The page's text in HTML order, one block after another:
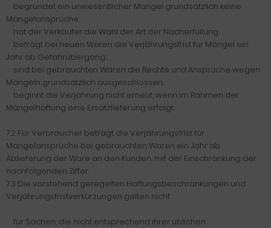
begründet ein unwesentlicher Mangel grundsätzlich keine
Mängelansprüche;
hat der Verkäufer die Wahl der Art der Nacherfüllung;
beträgt bei neuen Waren die Verjährungsfrist für Mängel ein
Jahr ab Gefahrübergang;
sind bei gebrauchten Waren die Rechte und Ansprüche wegen
Mängeln grundsätzlich ausgeschlossen;
beginnt die Verjährung nicht erneut, wenn im Rahmen der
Mängelhaftung eine Ersatzlieferung erfolgt.
7.2 Für Verbraucher beträgt die Verjährungsfrist für
Mängelansprüche bei gebrauchten Waren ein Jahr ab
Ablieferung der Ware an den Kunden, mit der Einschränkung der
nachfolgenden Ziffer.
7.3 Die vorstehend geregelten Haftungsbeschränkungen und
Verjährungsfristverkürzungen gelten nicht
für Sachen, die nicht entsprechend ihrer üblichen